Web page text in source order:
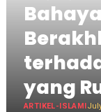
yang
ARTIKEL-ISLAMI